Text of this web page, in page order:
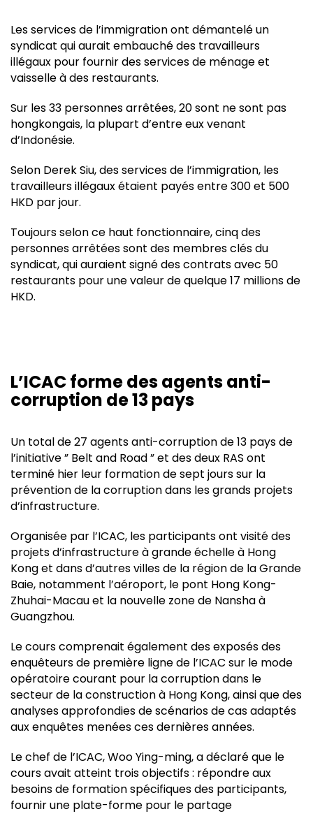
Les services de l’immigration ont démantelé un
syndicat qui aurait embauché des travailleurs
illégaux pour fournir des services de ménage et
vaisselle à des restaurants.
Sur les 33 personnes arrêtées, 20 sont ne sont pas
hongkongais, la plupart d’entre eux venant
d’Indonésie.
Selon Derek Siu, des services de l’immigration, les
travailleurs illégaux étaient payés entre 300 et 500
HKD par jour.
Toujours selon ce haut fonctionnaire, cinq des
personnes arrêtées sont des membres clés du
syndicat, qui auraient signé des contrats avec 50
restaurants pour une valeur de quelque 17 millions de
HKD.
L’ICAC forme des agents anti-
corruption de 13 pays
Un total de 27 agents anti-corruption de 13 pays de
l’initiative ” Belt and Road ” et des deux RAS ont
terminé hier leur formation de sept jours sur la
prévention de la corruption dans les grands projets
d’infrastructure.
Organisée par l’ICAC, les participants ont visité des
projets d’infrastructure à grande échelle à Hong
Kong et dans d’autres villes de la région de la Grande
Baie, notamment l’aéroport, le pont Hong Kong-
Zhuhai-Macau et la nouvelle zone de Nansha à
Guangzhou.
Le cours comprenait également des exposés des
enquêteurs de première ligne de l’ICAC sur le mode
opératoire courant pour la corruption dans le
secteur de la construction à Hong Kong, ainsi que des
analyses approfondies de scénarios de cas adaptés
aux enquêtes menées ces dernières années.
Le chef de l’ICAC, Woo Ying-ming, a déclaré que le
cours avait atteint trois objectifs : répondre aux
besoins de formation spécifiques des participants,
fournir une plate-forme pour le partage